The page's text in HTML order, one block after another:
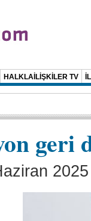
HALKLAİLİŞKİLER TV
geri